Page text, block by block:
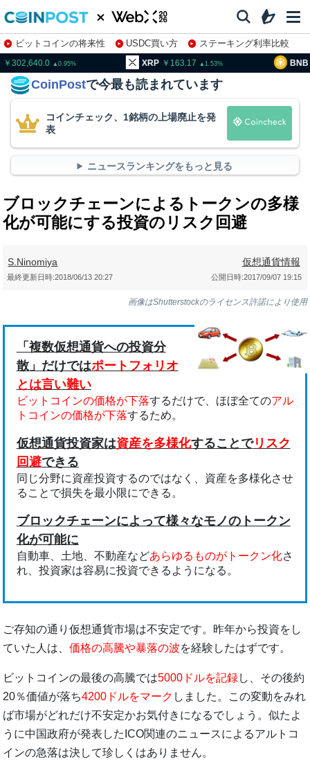
ビットコインの将来性 USDC買い方
ステーキング利率比較
株特集・関連銘柄
0.95 XRP 163.17 1.53 BNB
CoinPostで今最も読まれています
コインチェック、1銘柄の上場廃止を発
表
ニュースランキングをもっと見る
ブロックチェーンによるトークンの多様
化が可能にする投資のリスク回避
S.Ninomiya 仮想通貨情報
公開日時:2017/09/07 19:15
最終更新日時:2018/06/13 20:27
画像はShutterstockのライセンス許諾により使用
「複数仮想通貨への投資分
散」だけではポートフォリオ
とは言い難い
ビットコインの価格が下落するだけで、ほぼ全てのアル
トコインの価格が下落するため。
仮想通貨投資家は資産を多様化することでリスク
回避できる
同じ分野に資産投資するのではなく、資産を多様化させ
ることで損失を最小限にできる。
ブロックチェーンによって様々なモノのトークン
化が可能に
自動車、土地、不動産などあらゆるものがトークン化さ
れ、投資家は容易に投資できるようになる。
ご存知の通り仮想通貨市場は不安定です。昨年から投資をし
ていた人は、価格の高騰や暴落の波を経験したはずです。
ビットコインの最後の高騰では5000ドルを記録し、その後約
20％価値が落ち4200ドルをマーク しました。この変動をみれ
ば市場がどれだけ不安定かお気付きになるでしょう。似たよ
うに中国政府が発表したICO関連のニュースによるアルトコ
インの急落は決して珍しくはありません。